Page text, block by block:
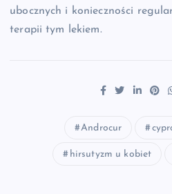
ubocznych i konieczności
terapii tym lekiem.
Androcur
hirsutyzm u kobiet